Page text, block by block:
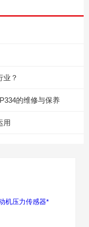
业？
的维修与保养
用